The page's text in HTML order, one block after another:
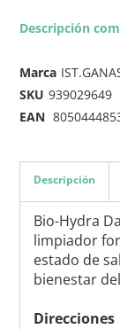
Descripción
Marca
SKU 939029649
EAN
Descripción
Bio-Hydra
limpiador
estado de
bienestar
Direcciones